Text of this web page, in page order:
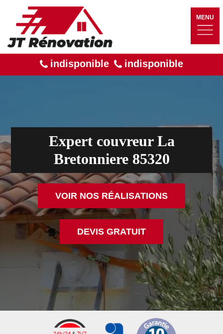
MENU
indisponible indisponible
Expert couvreur La
Bretonniere 85320
VOIR NOS RÉALISATIONS
DEVIS GRATUIT